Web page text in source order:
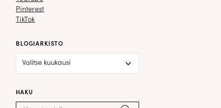
Pinterest
Pinterest
TikTok
TikTok
BLOGIARKISTO
HAKU